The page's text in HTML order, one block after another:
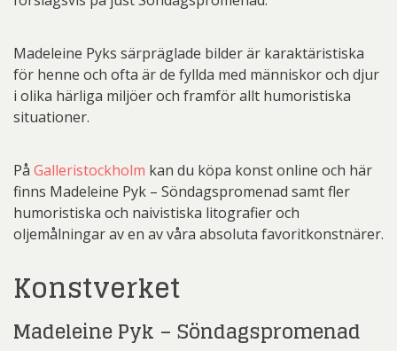
Madeleine Pyks särpräglade bilder är karaktäristiska
för henne och ofta är de fyllda med människor och djur
i olika härliga miljöer och framför allt humoristiska
situationer.
På Galleristockholm kan du köpa konst online och här
finns Madeleine Pyk – Söndagspromenad samt fler
humoristiska och naivistiska litografier och
oljemålningar av en av våra absoluta favoritkonstnärer.
Konstverket
Madeleine Pyk – Söndagspromenad